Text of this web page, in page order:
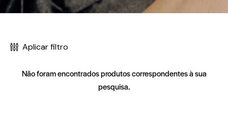
Aplicar filtro
Não foram encontrados produtos correspondentes à sua
pesquisa.